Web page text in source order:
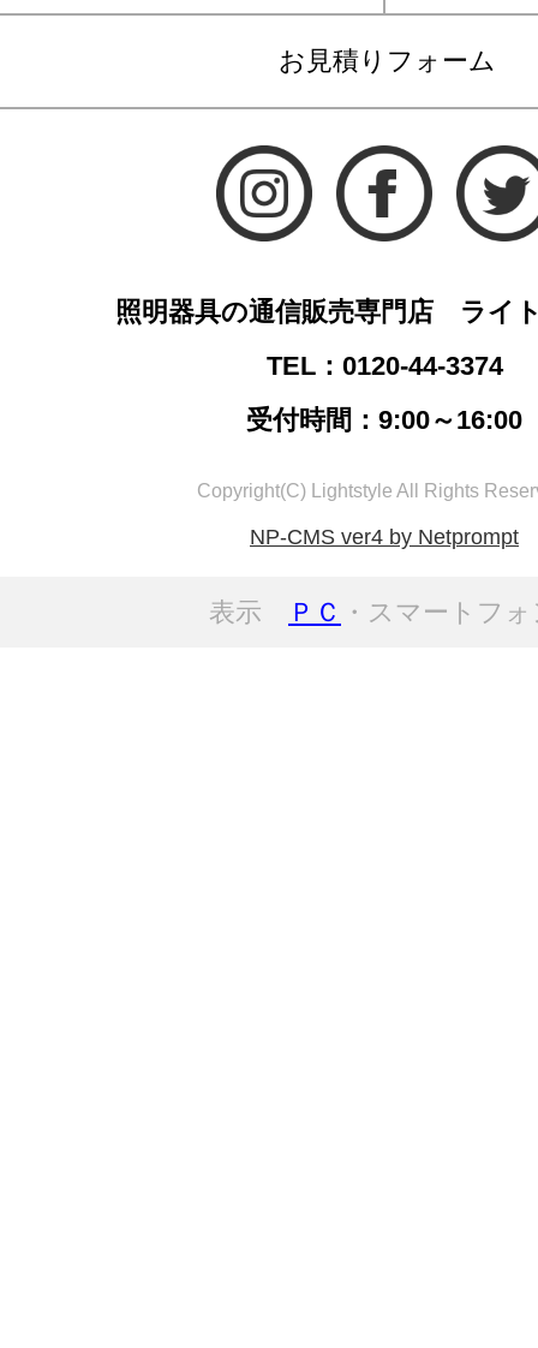
お見積りフォーム
照明器具の通信販売専門店 ライ
TEL：0120-44-3374
受付時間：9:00～16:00
Copyright(C) Lightstyle All Rights
NP-CMS ver4 by Netprompt
表示 ＰＣ ・スマートフ